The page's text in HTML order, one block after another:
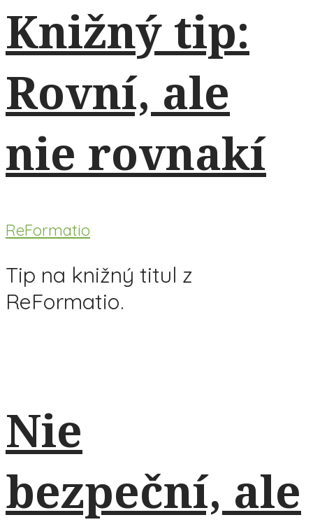
Knižný tip:
Rovní, ale
nie rovnakí
ReFormatio
Tip na knižný titul z
ReFormatio.
Nie
bezpeční, ale